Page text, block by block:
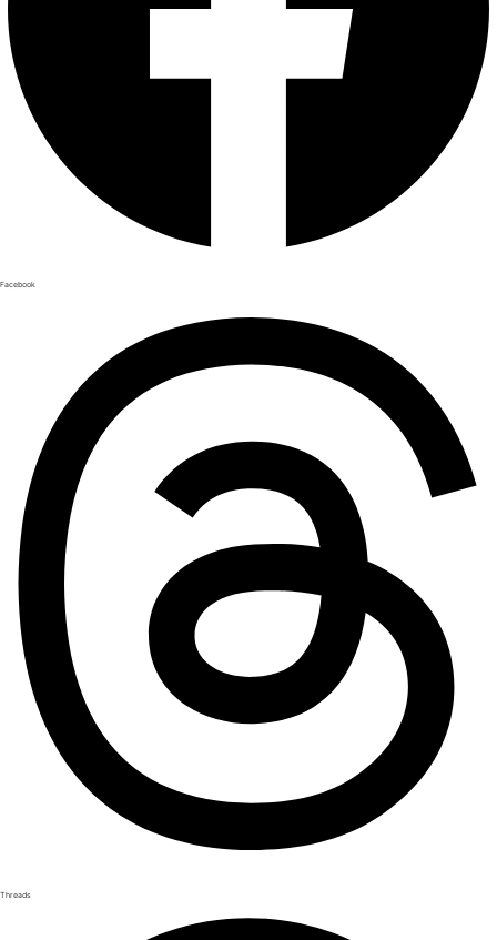
Facebook
Threads